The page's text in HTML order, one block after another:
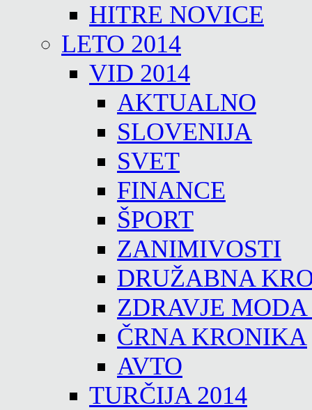
HITRE NOVICE
LETO 2014
VID 2014
AKTUALNO
SLOVENIJA
SVET
FINANCE
ŠPORT
ZANIMIVOSTI
DRUŽABNA
ZDRAVJE
ČRNA KRONIKA
AVTO
TURČIJA 2014